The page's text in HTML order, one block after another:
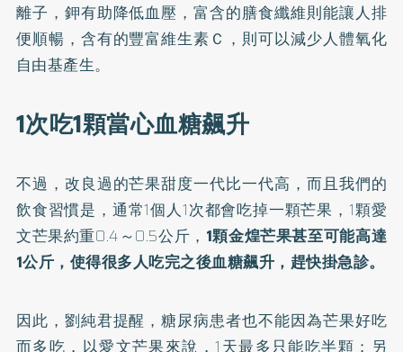
離子，鉀有助降低血壓，富含的膳食纖維則能讓人排
便順暢，含有的豐富維生素Ｃ，則可以減少人體氧化
自由基產生。
1次吃1顆當心血糖飆升
不過，改良過的芒果甜度一代比一代高，而且我們的
飲食習慣是，通常1個人1次都會吃掉一顆芒果，1顆愛
文芒果約重0.4～0.5公斤， 1顆金煌芒果甚至可能高達
1公斤，使得很多人吃完之後血糖飆升，趕快掛急診。
因此，劉純君提醒，糖尿病患者也不能因為芒果好吃
而多吃，以愛文芒果來說，1天最多只能吃半顆；另